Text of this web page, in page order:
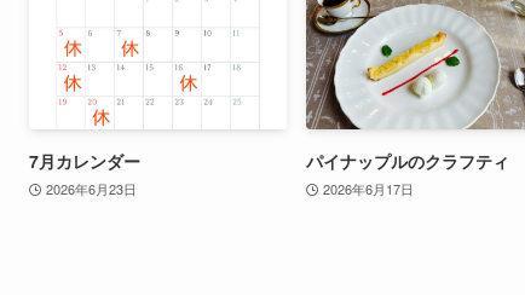
7月カレンダー
2026年6月23日
パイナップルのクラフティ
2026年6月17日